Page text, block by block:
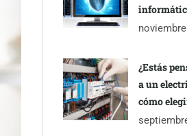
¿Estás
a un
cómo